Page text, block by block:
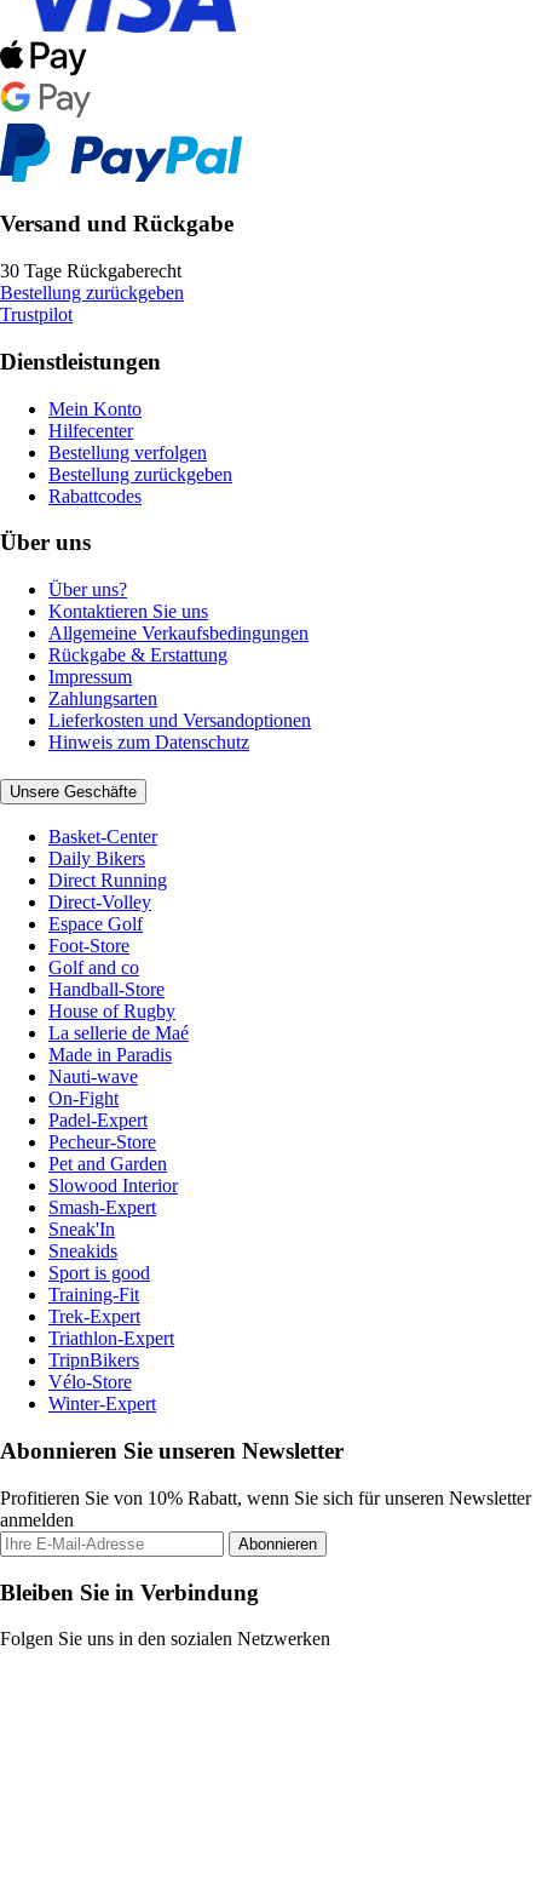
Versand und Rückgabe
30 Tage Rückgaberecht
Bestellung zurückgeben
Trustpilot
Dienstleistungen
Mein Konto
Hilfecenter
Bestellung verfolgen
Bestellung zurückgeben
Rabattcodes
Über uns
Über uns?
Kontaktieren Sie uns
Allgemeine Verkaufsbedingungen
Rückgabe & Erstattung
Impressum
Zahlungsarten
Lieferkosten und Versandoptionen
Hinweis zum Datenschutz
Unsere Geschäfte
Basket-Center
Daily Bikers
Direct Running
Direct-Volley
Espace Golf
Foot-Store
Golf and co
Handball-Store
House of Rugby
La sellerie de Maé
Made in Paradis
Nauti-wave
On-Fight
Padel-Expert
Pecheur-Store
Pet and Garden
Slowood Interior
Smash-Expert
Sneak'In
Sneakids
Sport is good
Training-Fit
Trek-Expert
Triathlon-Expert
TripnBikers
Vélo-Store
Winter-Expert
Abonnieren Sie unseren Newsletter
Profitieren Sie von 10% Rabatt, wenn Sie sich für unseren Newsletter
anmelden
Abonnieren
Bleiben Sie in Verbindung
Folgen Sie uns in den sozialen Netzwerken